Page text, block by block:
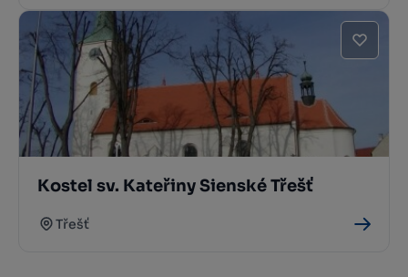
Kostel sv. Kateřiny Sienské Třešť
Třešť